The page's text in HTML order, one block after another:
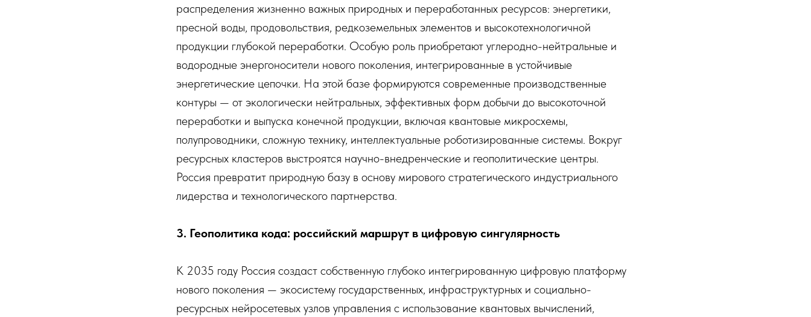
распределения жизненно важных природных и переработанных ресурсов: энергетики,
пресной воды, продовольствия, редкоземельных элементов и высокотехнологичной
продукции глубокой переработки. Особую роль приобретают углеродно-нейтральные и
водородные энергоносители нового поколения, интегрированные в устойчивые
энергетические цепочки. На этой базе формируются современные производственные
контуры — от экологически нейтральных, эффективных форм добычи до высокоточной
переработки и выпуска конечной продукции, включая квантовые микросхемы,
полупроводники, сложную технику, интеллектуальные роботизированные системы. Вокруг
ресурсных кластеров выстроятся научно-внедренческие и геополитические центры.
Россия превратит природную базу в основу мирового стратегического индустриального
лидерства и технологического партнерства.
3. Геополитика кода: российский маршрут в цифровую сингулярность
К 2035 году Россия создаст собственную глубоко интегрированную цифровую платформу
нового поколения — экосистему государственных, инфраструктурных и социально-
ресурсных нейросетевых узлов управления с использование квантовых вычислений,